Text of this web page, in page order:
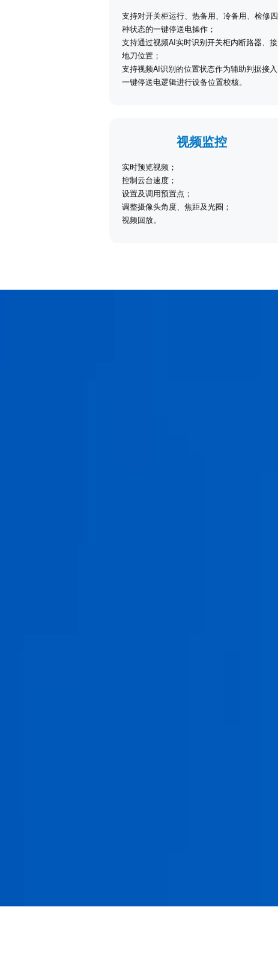
支持对开关柜运行、热备用、冷备用、检修四
种状态的一键停送电操作；
支持通过视频AI实时识别开关柜内断路器、接
地刀位置；
支持视频AI识别的位置状态作为辅助判据接入
一键停送电逻辑进行设备位置校核。
视频监控
实时预览视频；
控制云台速度；
设置及调用预置点；
调整摄像头角度、焦距及光圈；
视频回放。